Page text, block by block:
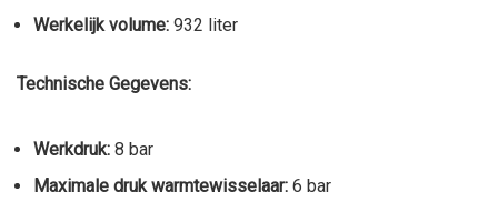
Werkelijk volume: 932 liter
Technische Gegevens:
Werkdruk: 8 bar
Maximale druk warmtewisselaar: 6 bar